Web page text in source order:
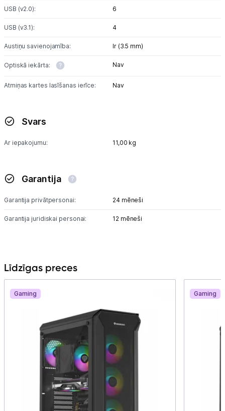
USB (v2.0): 6
USB (v3.1): 4
Austiņu savienojamība: Ir (3.5 mm)
Optiskā iekārta: Nav
Atmiņas kartes lasīšanas ierīce: Nav
Svars
Ar iepakojumu: 11,00 kg
Garantija
Garantija privātpersonai: 24 mēneši
Garantija juridiskai personai: 12 mēneši
Līdzīgas preces
Gaming Gaming